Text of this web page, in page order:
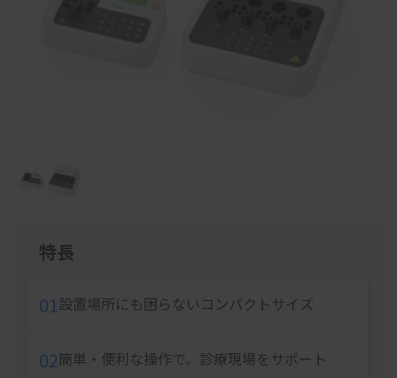
特長
01設置場所にも困らないコンパクトサイズ
02簡単・便利な操作で、診療現場をサポート